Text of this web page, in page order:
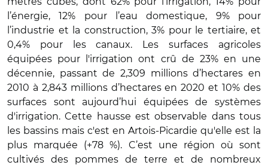
l’énergie, 12% pour l’eau domestique, 9% pour
l’industrie et la construction, 3% pour le tertiaire, et
0,4% pour les canaux. Les surfaces agricoles
équipées pour l'irrigation ont crû de 23% en une
décennie, passant de 2,309 millions d’hectares en
2010 à 2,843 millions d’hectares en 2020 et 10% des
surfaces sont aujourd’hui équipées de systèmes
d'irrigation. Cette hausse est observable dans tous
les bassins mais c'est en Artois-Picardie qu'elle est la
plus marquée (+78 %). C’est une région où sont
cultivés des pommes de terre et de nombreux